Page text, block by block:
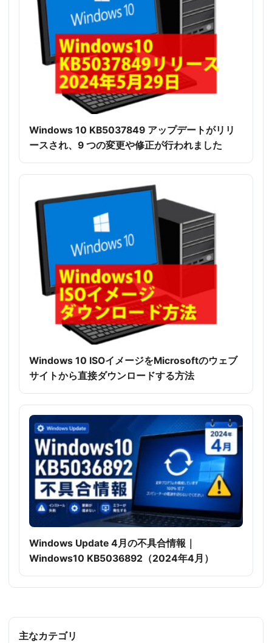
Windows 10 KB5037849 アップデートがリリ
ースされ、9 つの変更や修正が行われました
Windows 10 ISOイメージをMicrosoftのウェブ
サイトから直接ダウンロードする方法
Windows Update 4月の不具合情報｜
Windows10 KB5036892（2024年4月）
主なカテゴリ